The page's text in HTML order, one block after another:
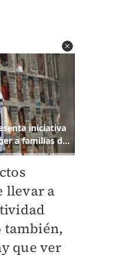
llevar a
también,
que ver